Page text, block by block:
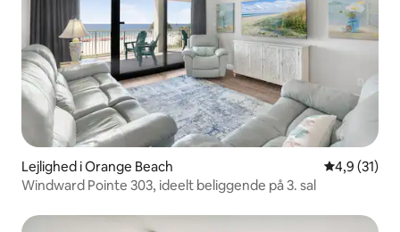
Lejlighed i Orange Beach 4,9 ud af 5
4,9 (31)
Windward Pointe 303, ideelt beliggende på 3. sal